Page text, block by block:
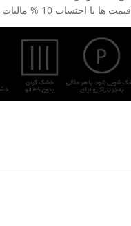
قیمت ها با احتساب 10 % مالیات بر ارزش افزوده می باشد.